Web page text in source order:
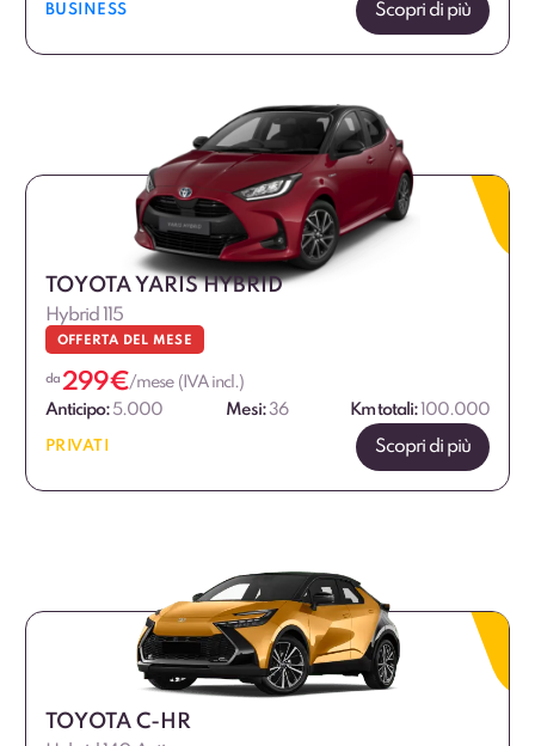
BUSINESS Scopri di più
TOYOTA YARIS HYBRID
Hybrid 115
OFFERTA DEL MESE
da 299€/mese (IVA incl.)
Anticipo: 5.000 Mesi:36 Km totali: 100.000
PRIVATI Scopri di più
TOYOTA C-HR